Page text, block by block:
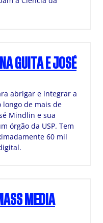
GUITA E JOSÉ
abrigar e integrar a
de mais de
Mindlin e sua
órgão da USP. Tem
60 mil
MEDIA